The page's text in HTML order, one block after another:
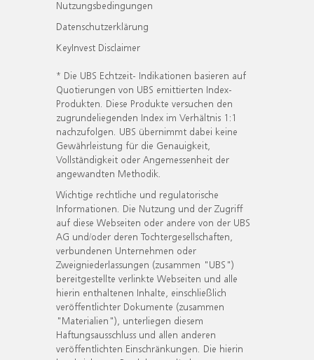
Nutzungsbedingungen
Datenschutzerklärung
KeyInvest Disclaimer
* Die UBS Echtzeit- Indikationen basieren auf
Quotierungen von UBS emittierten Index-
Produkten. Diese Produkte versuchen den
zugrundeliegenden Index im Verhältnis 1:1
nachzufolgen. UBS übernimmt dabei keine
Gewährleistung für die Genauigkeit,
Vollständigkeit oder Angemessenheit der
angewandten Methodik.
Wichtige rechtliche und regulatorische
Informationen. Die Nutzung und der Zugriff
auf diese Webseiten oder andere von der UBS
AG und/oder deren Tochtergesellschaften,
verbundenen Unternehmen oder
Zweigniederlassungen (zusammen "UBS")
bereitgestellte verlinkte Webseiten und alle
hierin enthaltenen Inhalte, einschließlich
veröffentlichter Dokumente (zusammen
"Materialien"), unterliegen diesem
Haftungsausschluss und allen anderen
veröffentlichten Einschränkungen. Die hierin